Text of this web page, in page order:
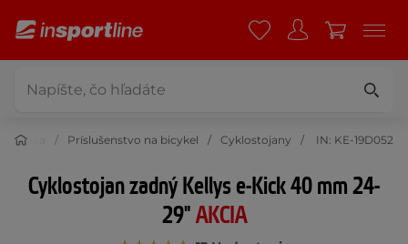
Príslušenstvo na bicykel Cyklostojany IN: KE-19D052
Cyklostojan zadný Kellys e-Kick 40 mm 24-
29"AKCIA